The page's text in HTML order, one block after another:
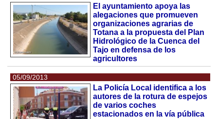
El ayuntamiento apoya las
alegaciones que promueven
organizaciones agrarias de
Totana a la propuesta del Plan
Hidrológico de la Cuenca del
Tajo en defensa de los
agricultores
05/09/2013
La Policía Local identifica a los
autores de la rotura de espejos
de varios coches
estacionados en la vía pública